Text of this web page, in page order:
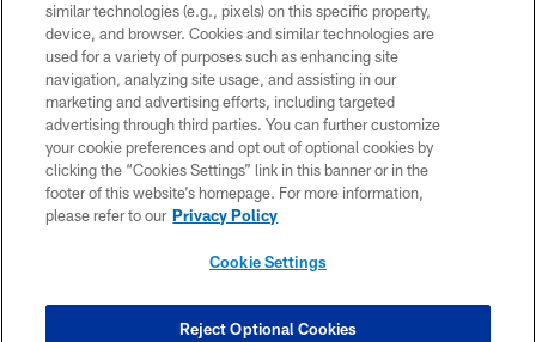
Copyright © 2026 Houston Texans. All rights reserved. No portion of
HoustonTexans.com may be duplicated, redistributed or manipulated in any
form. By accessing any information beyond this page, you agree to abide by
the HoustonTexans.com Privacy Policy, Code of Conduct, and Terms and
Conditions.
PRIVACY POLICY
ACCESSIBILITY
CONTACT US
COOKIE SETTINGS
similar technologies (e.g., pixels) on this specific property,
device, and browser. Cookies and similar technologies are
used for a variety of purposes such as enhancing site
navigation, analyzing site usage, and assisting in our
marketing and advertising efforts, including targeted
advertising through third parties. You can further customize
your cookie preferences and opt out of optional cookies by
clicking the “Cookies Settings” link in this banner or in the
footer of this website’s homepage. For more information,
please refer to our Privacy Policy
Cookie Settings
Reject Optional Cookies